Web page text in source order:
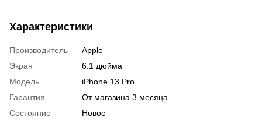
Характеристики
Производитель
Apple
Экран
6.1 дюйма
Модель
iPhone 13 Pro
Гарантия
От магазина 3 месяца
Состояние
Новое